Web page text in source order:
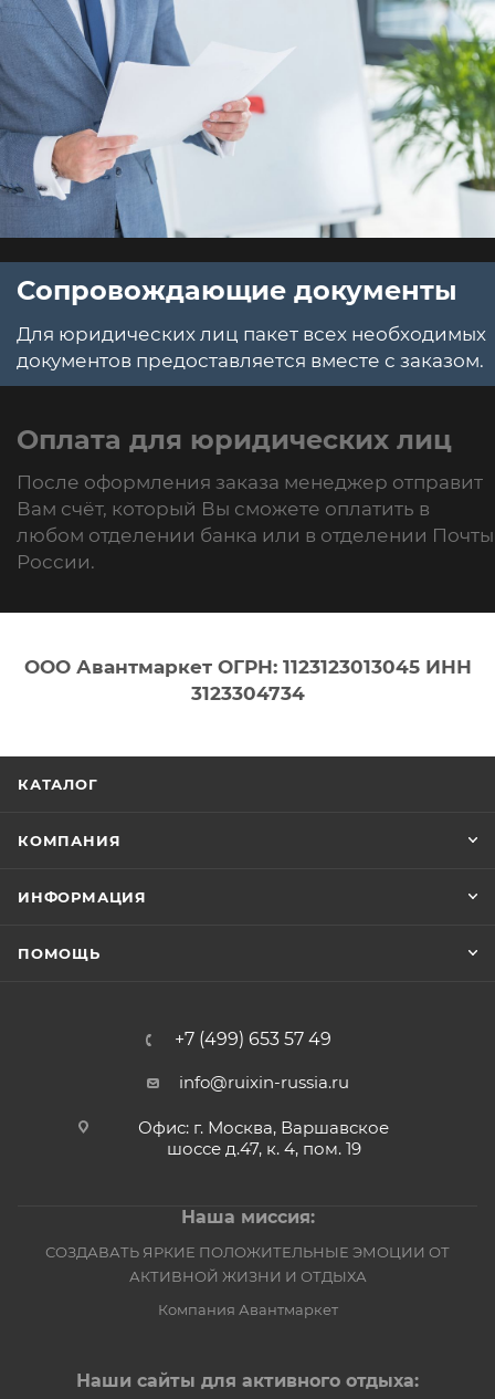
Сопровождающие документы
Для юридических лиц пакет всех необходимых
документов предоставляется вместе с заказом.
Оплата для юридических лиц
После оформления заказа менеджер отправит
Вам счёт, который Вы сможете оплатить в
любом отделении банка или в отделении Почты
России.
ООО Авантмаркет ОГРН: 1123123013045 ИНН
3123304734
КАТАЛОГ
КОМПАНИЯ
ИНФОРМАЦИЯ
ПОМОЩЬ
+7 (499) 653 57 49
info@ruixin-russia.ru
Офис: г. Москва, Варшавское
шоссе д.47, к. 4, пом. 19
Наша миссия:
СОЗДАВАТЬ ЯРКИЕ ПОЛОЖИТЕЛЬНЫЕ ЭМОЦИИ ОТ
АКТИВНОЙ ЖИЗНИ И ОТДЫХА
Компания Авантмаркет
Наши сайты для активного отдыха: